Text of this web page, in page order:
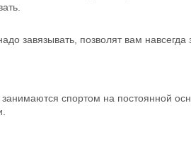
завязывать, позволят вам навсегда
спортом на постоянной